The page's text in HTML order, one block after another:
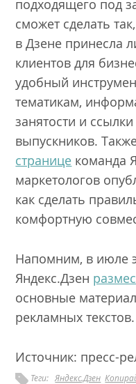
подходящего под
сможет сделать
в Дзене принесла
клиентов для
удобный
тематикам,
занятости и
выпускников.
странице команда
маркетологов
как сделать
комфортную
Напомним, в июле
Яндекс.Дзен
основные
рекламных текстов.
Источник: пресс-
Теги: Яндекс.Дзен